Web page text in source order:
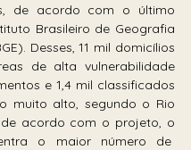
de acordo com o último
Brasileiro de Geografia
Desses, 11 mil domicílios
de alta vulnerabilidade
e 1,4 mil classificados
muito alto, segundo o Rio
de acordo com o projeto, o
o maior número de